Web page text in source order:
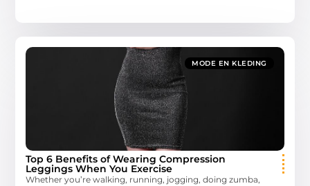
MODE EN KLEDING
Top 6 Benefits of Wearing Compression
Leggings When You Exercise
Whether you’re walking, running, jogging, doing zumba,